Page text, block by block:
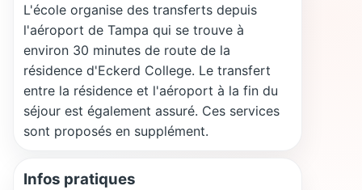
L'école organise des transferts depuis
l'aéroport de Tampa qui se trouve à
environ 30 minutes de route de la
résidence d'Eckerd College. Le transfert
entre la résidence et l'aéroport à la fin du
séjour est également assuré. Ces services
sont proposés en supplément.
Infos pratiques